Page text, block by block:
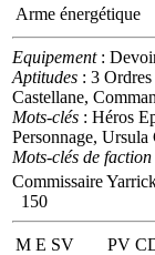
Arme énergétique
Equipement:
Aptitudes : 3
Castellane,
Mots-clés : Héros
Personnage, Ursula
Mots-clés de faction
Commissaire
150
M E SV PV